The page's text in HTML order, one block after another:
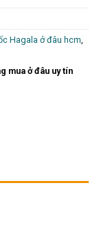
Hagala ở đâu hcm
mua ở đâu uy tín